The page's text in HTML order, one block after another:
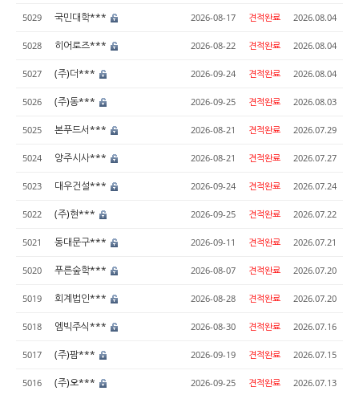
5029 국민대학*** 2026-08-17 견적완료 2026.08.04
5028 히어로즈*** 2026-08-22 견적완료 2026.08.04
5027 (주)더*** 2026-09-24 견적완료 2026.08.04
5026 (주)동*** 2026-09-25 견적완료 2026.08.03
5025 본푸드서*** 2026-08-21 견적완료 2026.07.29
5024 양주시사*** 2026-08-21 견적완료 2026.07.27
5023 대우건설*** 2026-09-24 견적완료 2026.07.24
5022 (주)현*** 2026-09-25 견적완료 2026.07.22
5021 동대문구*** 2026-09-11 견적완료 2026.07.21
5020 푸른숲학*** 2026-08-07 견적완료 2026.07.20
5019 회계법인*** 2026-08-28 견적완료 2026.07.20
5018 엠빅주식*** 2026-08-30 견적완료 2026.07.16
5017 (주)팜*** 2026-09-19 견적완료 2026.07.15
5016 (주)오*** 2026-09-25 견적완료 2026.07.13